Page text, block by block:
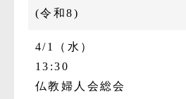
(令和8)
4/1（水）
13:30
仏教婦人会総会